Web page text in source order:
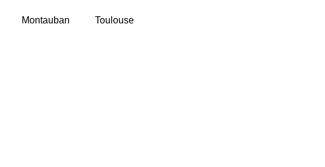
Montauban Toulouse